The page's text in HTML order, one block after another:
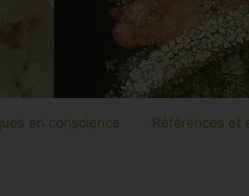
en conscience Références et